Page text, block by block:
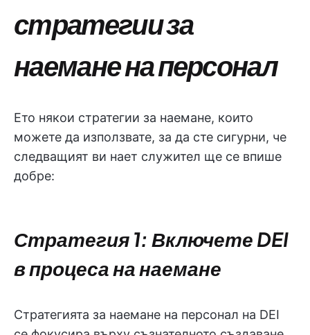
стратегии за
наемане на персонал
Ето някои стратегии за наемане, които
можете да използвате, за да сте сигурни, че
следващият ви нает служител ще се впише
добре:
Стратегия 1: Включете DEI
в процеса на наемане
Стратегията за наемане на персонал на DEI